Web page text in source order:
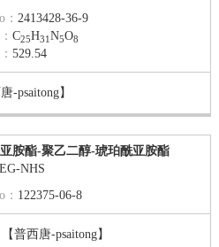
：2413428-36-9
C25H31N5O8
529.54
-psaitong】
胺酯-聚乙二醇-琥珀酰亚胺酯
NHS
122375-06-8
【普西唐-psaitong】